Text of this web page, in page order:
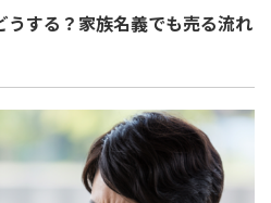
する？家族名義でも売る流れ